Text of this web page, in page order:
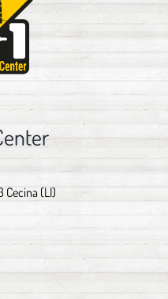
Cecina (LI)